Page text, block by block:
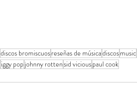
discos bromiscuosreseñas de músicadiscosmusic
iggy pop johnny rottensid viciouspaul cook